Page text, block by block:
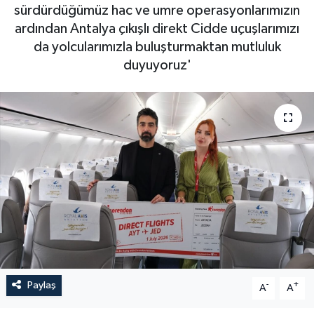
sürdürdüğümüz hac ve umre operasyonlarımızın
ardından Antalya çıkışlı direkt Cidde uçuşlarımızı
da yolcularımızla buluşturmaktan mutluluk
duyuyoruz'
Paylaş A- A+
YAŞAM
RESMİ İLAN
Haber Arşivi